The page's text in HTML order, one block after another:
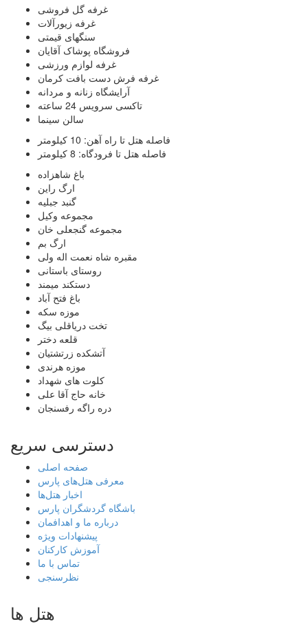
غرفه گل فروشی
غرفه زیورآلات
سنگهای قیمتی
فروشگاه پوشاک آقایان
غرفه لوازم ورزشی
غرفه فرش دست بافت کرمان
آرایشگاه زنانه و مردانه
تاکسی سرویس 24 ساعته
سالن سینما
فاصله هتل تا راه آهن: 10 کیلومتر
فاصله هتل تا فرودگاه: 8 کیلومتر
باغ شاهزاده
ارگ راین
گنبد جبلیه
مجموعه وکیل
مجموعه گنجعلی خان
ارگ بم
مقبره شاه نعمت اله ولی
روستای باستانی
دستکند میمند
باغ فتح آباد
موزه سکه
تخت دریاقلی بیگ
قلعه دختر
آتشکده زرتشتیان
موزه هرندی
کلوت های شهداد
خانه حاج آقا علی
دره راگه رفسنجان
دسترسی سریع
صفحه اصلی
معرفی هتل‌های پارس
اخبار هتل‌ها
باشگاه گردشگران پارس
درباره ما و اهدافمان
پیشنهادات ویژه
آموزش کارکنان
تماس با ما
نظرسنجی
هتل ها